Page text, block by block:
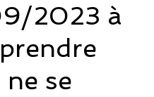
2023 à
se